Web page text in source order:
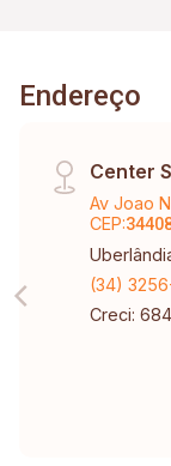
Endereço
Center
Av Joao
CEP:
(34)
Creci: